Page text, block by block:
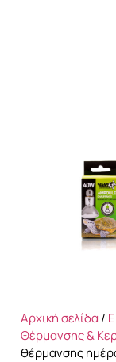
Αρχική σελίδα /
Θέρμανσης &
θέρμανσης